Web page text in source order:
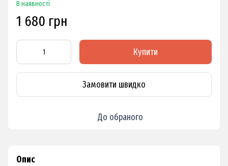
В наявності
1 680 грн
Купити
Замовити швидко
До обраного
Опис